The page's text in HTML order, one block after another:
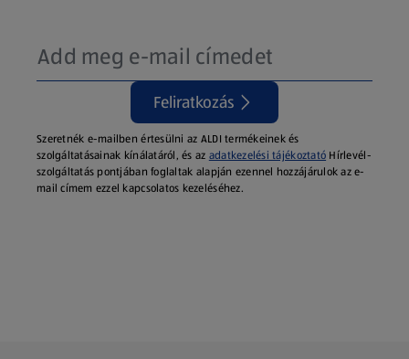
Feliratkozás
Szeretnék e-mailben értesülni az ALDI termékeinek és
szolgáltatásainak kínálatáról, és az adatkezelési tájékoztató Hírlevél-
szolgáltatás pontjában foglaltak alapján ezennel hozzájárulok az e-
mail címem ezzel kapcsolatos kezeléséhez.